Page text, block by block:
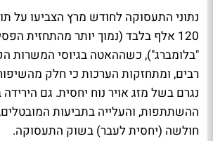
נתוני התעסוקה לחודש מרץ הצביעו על
120 אלף בלבד (נמוך יותר מהתחזית
"בלומברג"), כשההאטה בגיוסי המשרות
רבים, ומתחזקות הערכות כי חלק
נגרם בשל מזג אויר נוח יחסית. גם
ההשתתפות, והעלייה בתביעות
חולשה (יחסית לעבר) בשוק התעסוקה.